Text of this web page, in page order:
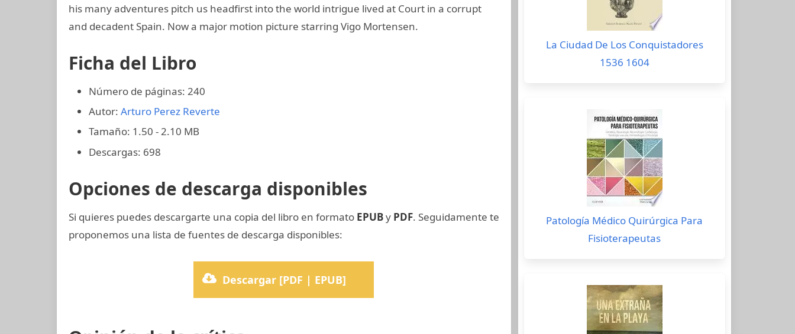
his many adventures pitch us headfirst into the world intrigue lived at Court in a corrupt
and decadent Spain. Now a major motion picture starring Vigo Mortensen.
Ficha del Libro
Número de páginas: 240
Autor: Arturo Perez Reverte
Tamaño: 1.50 - 2.10 MB
Descargas: 698
Opciones de descarga disponibles
Si quieres puedes descargarte una copia del libro en formato EPUBy PDF. Seguidamente te
proponemos una lista de fuentes de descarga disponibles:
Descargar [PDF | EPUB]
La Ciudad De Los Conquistadores
1536 1604
Patología Médico Quirúrgica Para
Fisioterapeutas